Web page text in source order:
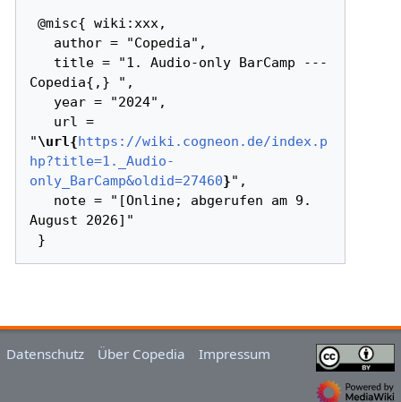
@misc{ wiki:xxx,
Copedia{,} ",
"\url{https://wiki.cogneon.de/index.p
hp?title=1._Audio-
only_BarCamp&oldid=27460}",
August 2026]"
Datenschutz Über Copedia Impressum